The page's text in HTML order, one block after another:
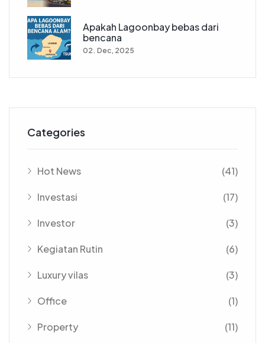
Apakah Lagoonbay bebas dari
bencana
02. Dec, 2025
Categories
Hot News (41)
Investasi (17)
Investor (3)
Kegiatan Rutin (6)
Luxury vilas (3)
Office (1)
Property (11)